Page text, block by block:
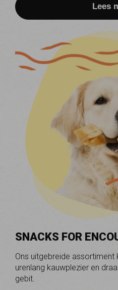
Lees
SNACKS FOR
Ons uitgebreide
urenlang kauwplezier en
gebit.